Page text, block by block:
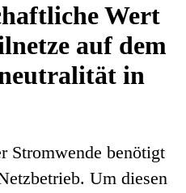
Wert
auf dem
in
Stromwende benötigt
Um diesen